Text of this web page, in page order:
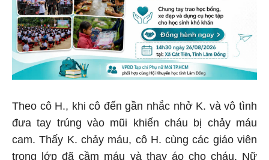
Theo cô H., khi cô đến gần nhắc nhở K. và vô tình
đưa tay trúng vào mũi khiến cháu bị chảy máu
cam. Thấy K. chảy máu, cô H. cùng các giáo viên
trong lớp đã cầm máu và thay áo cho cháu. Nữ